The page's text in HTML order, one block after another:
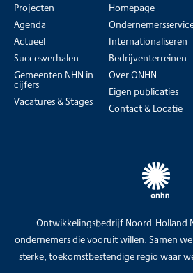
Ontwikkelingsbedrijf Noord-Holland
ondernemers die vooruit willen. Samen
sterke, toekomstbestendige regio waar
Projecten
Agenda
Actueel
Succesverhalen
Gemeenten NHN in
cijfers
Vacatures & Stages
Homepage
Internationaliseren
Bedrijventerreinen
Over ONHN
Eigen publicaties
Contact & Locatie